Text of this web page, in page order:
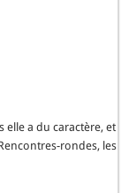
elle a du caractère, et
rondes, les